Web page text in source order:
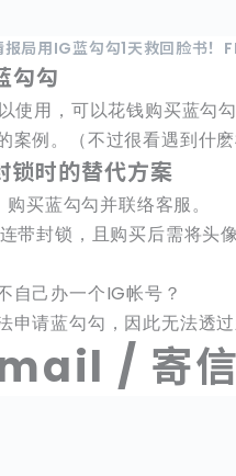
报局用IG蓝勾勾1天救回脸书！
勾勾
使用，可以花钱购买蓝勾
例。（不过很看遇到什麽
锁时的替代方案
买蓝勾勾并联络客服。
带封锁，且购买后需将头
自己办一个IG帐号？
请蓝勾勾，因此无法透过
/ 寄